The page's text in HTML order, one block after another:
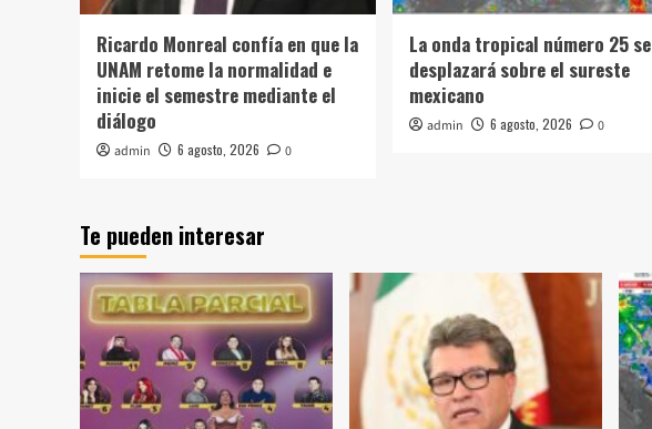
Ricardo Monreal confía en que la
UNAM retome la normalidad e
inicie el semestre mediante el
diálogo
admin 6 agosto, 2026 0
La onda tropical número 25 se
desplazará sobre el sureste
mexicano
admin 6 agosto, 2026 0
Te pueden interesar